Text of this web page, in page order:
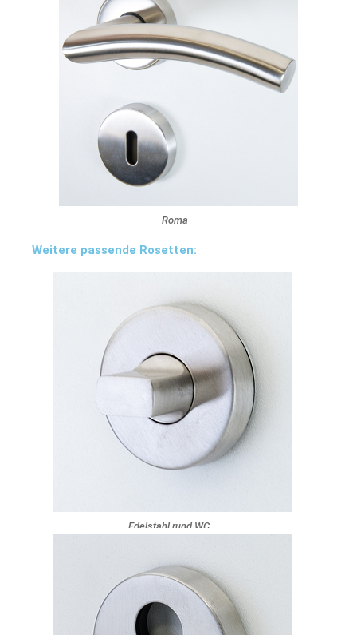
Roma
Weitere passende Rosetten:
Edelstahl rund WC